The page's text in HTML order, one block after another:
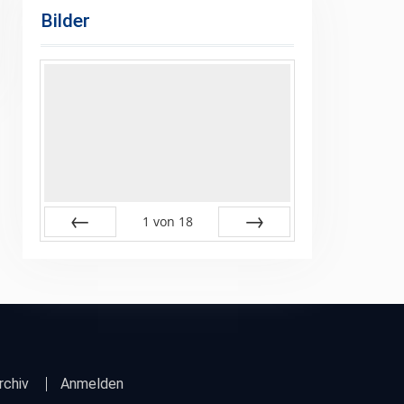
Bilder
1 von 18
Anmelden